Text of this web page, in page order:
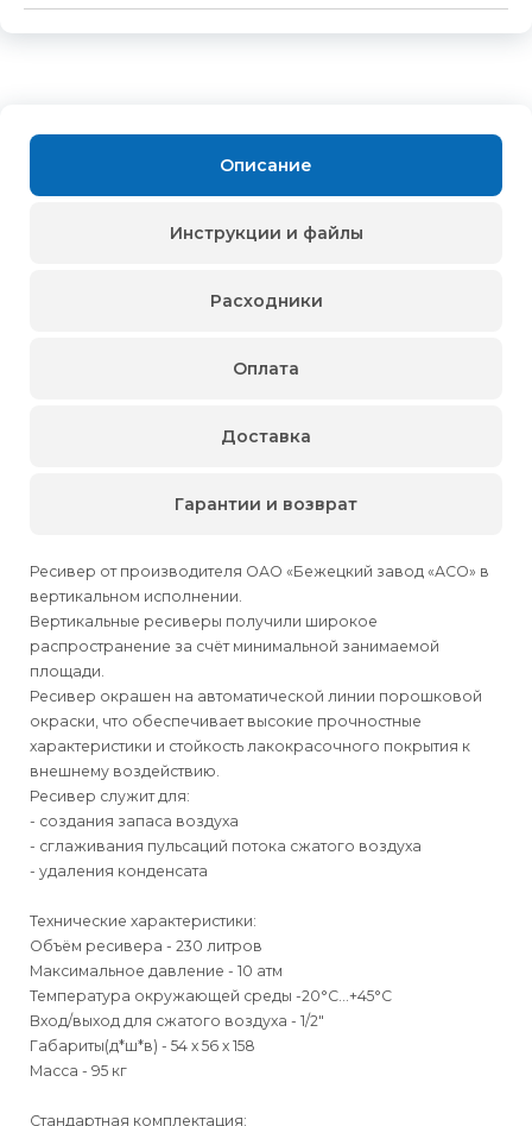
Описание
Ресивер от производителя ОАО «Бежецкий завод «АСО» в
вертикальном исполнении.
Вертикальные ресиверы получили широкое
распространение за счёт минимальной занимаемой
площади.
Ресивер окрашен на автоматической линии порошковой
окраски, что обеспечивает высокие прочностные
характеристики и стойкость лакокрасочного покрытия к
внешнему воздействию.
Ресивер служит для:
- создания запаса воздуха
- сглаживания пульсаций потока сжатого воздуха
- удаления конденсата
Технические характеристики:
Объём ресивера - 230 литров
Максимальное давление - 10 атм
Температура окружающей среды -20°С…+45°С
Вход/выход для сжатого воздуха - 1/2"
Габариты(д*ш*в) - 54 х 56 х 158
Масса - 95 кг
Стандартная комплектация:
Инструкции и файлы
Расходники
Оплата
Доставка
Гарантии и возврат